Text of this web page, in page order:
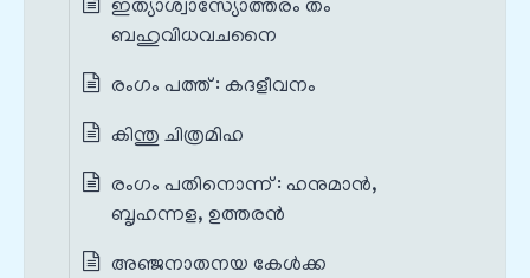
ഇത്യാശ്വാസ്യോത്തരം തം
ബഹുവിധവചനൈ
രംഗം പത്ത് : കദളീവനം
കിന്തു ചിത്രമിഹ
രംഗം പതിനൊന്ന് : ഹനുമാൻ,
ബൃഹന്നള, ഉത്തരൻ
അഞ്ജനാതനയ കേൾക്ക